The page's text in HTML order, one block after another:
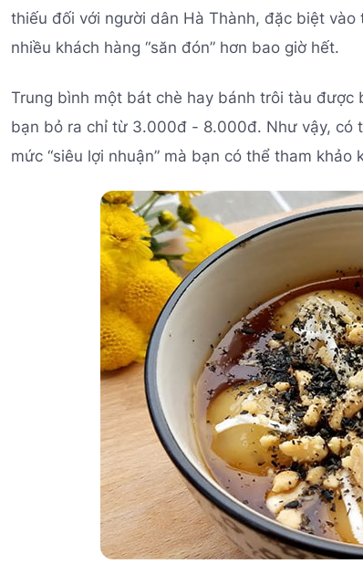
thiếu đối với người dân Hà Thành, đặc biệt
nhiều khách hàng “săn đón” hơn bao giờ hết.
Trung bình một bát chè hay bánh trôi tàu
bạn bỏ ra chỉ từ 3.000đ - 8.000đ. Như vậy, có
mức “siêu lợi nhuận” mà bạn có thể tham